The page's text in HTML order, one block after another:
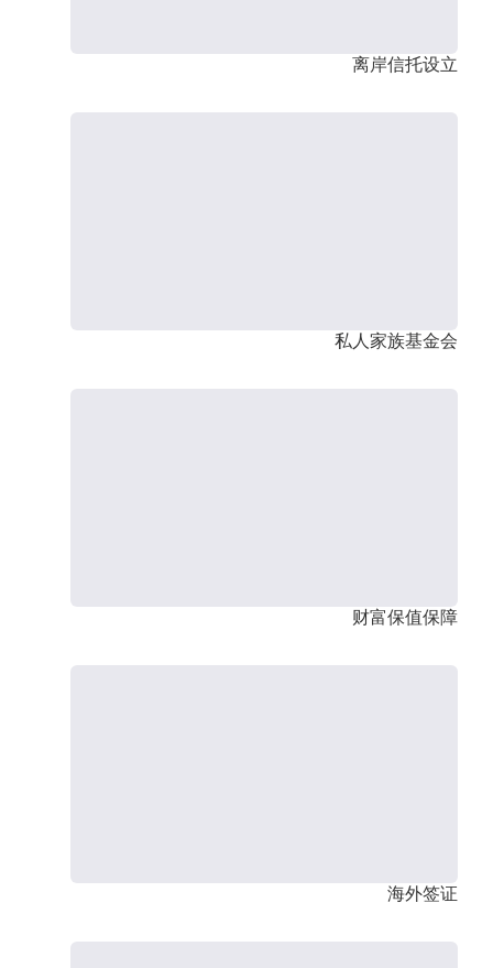
离岸信托设立
私人家族基金会
财富保值保障
海外签证